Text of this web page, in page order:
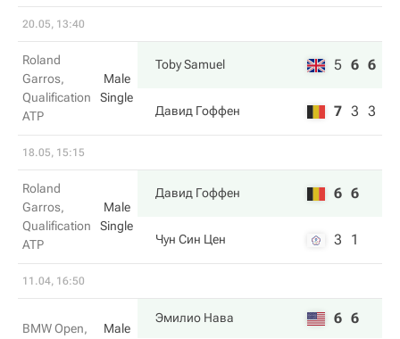
20.05, 13:40
Roland
Garros,
Qualification
ATP
Male
Single
Toby Samuel 5 6 6
Давид Гоффен 7 3 3
18.05, 15:15
Roland
Garros,
Qualification
ATP
Male
Single
Давид Гоффен 6 6
Чун Син Цен 3 1
11.04, 16:50
BMW Open,
Male
Эмилио Нава 6 6